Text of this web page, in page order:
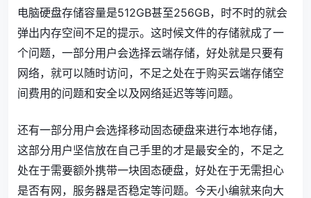
电脑硬盘存储容量是512GB甚至256GB，时不时的就会
弹出内存空间不足的提示。这时候文件的存储就成了一
个问题，一部分用户会选择云端存储，好处就是只要有
网络，就可以随时访问，不足之处在于购买云端存储空
间费用的问题和安全以及网络延迟等等问题。
还有一部分用户会选择移动固态硬盘来进行本地存储，
这部分用户坚信放在自己手里的才是最安全的，不足之
处在于需要额外携带一块固态硬盘，好处在于无需担心
是否有网，服务器是否稳定等问题。今天小编就来向大